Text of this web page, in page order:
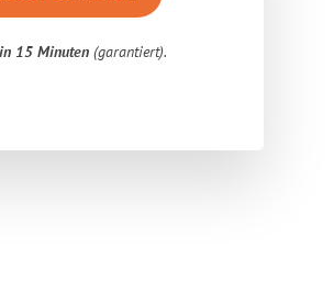
in 15 Minuten (garantiert).